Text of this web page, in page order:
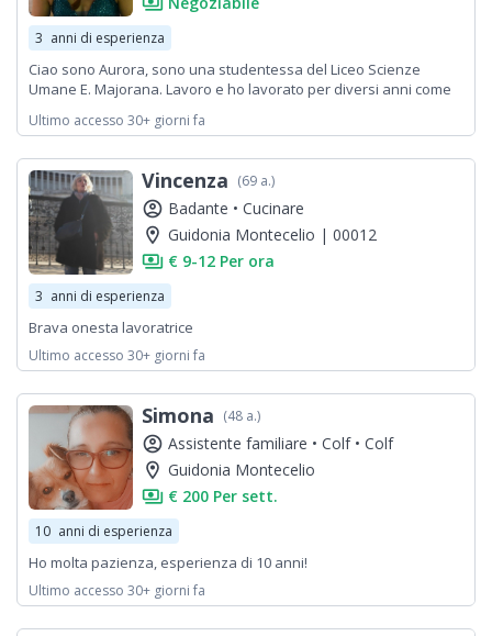
3 anni di esperienza
Ciao sono Aurora, sono una studentessa del Liceo Scienze
Umane E. Majorana. Lavoro e ho lavorato per diversi anni come
esperienza con i bambini.
Ultimo accesso 30+ giorni fa
Vincenza (69 a.)
account_circle Badante • Cucinare
location_on Guidonia Montecelio | 00012
payments € 9-12 Per ora
3 anni di esperienza
Brava onesta lavoratrice
Ultimo accesso 30+ giorni fa
Simona (48 a.)
account_circle Assistente familiare • Colf • Colf
location_on Guidonia Montecelio
payments € 200 Per sett.
10 anni di esperienza
Ho molta pazienza, esperienza di 10 anni!
Ultimo accesso 30+ giorni fa